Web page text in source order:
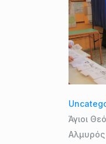
Άγιοι
Αλμυρός